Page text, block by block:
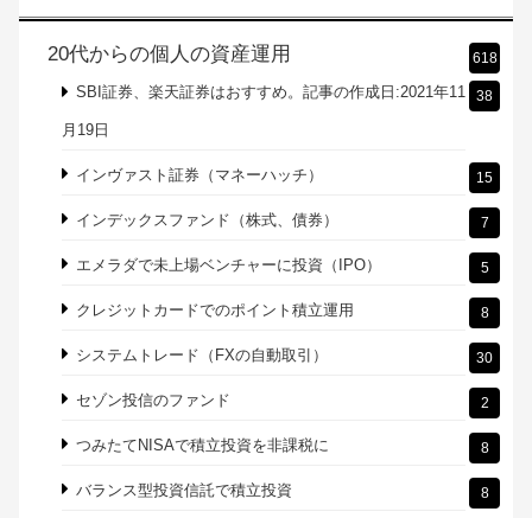
20代からの個人の資産運用 618
SBI証券、楽天証券はおすすめ。記事の作成日:2021年11
月19日
38
インヴァスト証券（マネーハッチ） 15
インデックスファンド（株式、債券） 7
エメラダで未上場ベンチャーに投資（IPO） 5
クレジットカードでのポイント積立運用 8
システムトレード（FXの自動取引） 30
セゾン投信のファンド 2
つみたてNISAで積立投資を非課税に 8
バランス型投資信託で積立投資 8